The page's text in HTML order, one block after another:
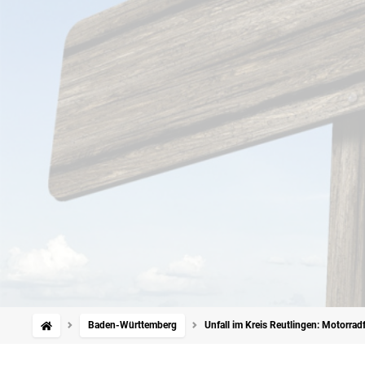
Baden-Württemberg Unfall im Kreis Reutlingen: